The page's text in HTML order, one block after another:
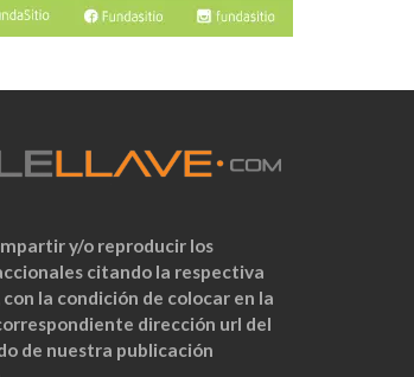
y/o reproducir los
citando la respectiva
la condición de colocar en la
dirección url del
de nuestra publicación